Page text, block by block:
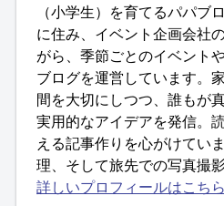
（小学生）を育てるパパブ
に住み、イベント企画会社
がら、季節ごとのイベント
ブログを運営しています。
間を大切にしつつ、誰もが
実用的なアイデアを発信。
える記事作りを心がけてい
理、そして旅先での写真撮影
詳しいプロフィールはこちら